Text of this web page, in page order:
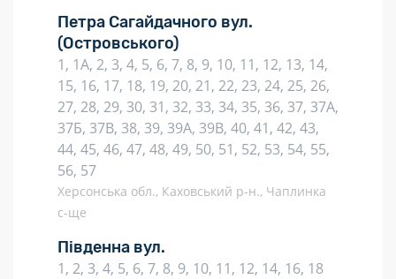
Петра Сагайдачного вул.
(Островського)
1, 1А, 2, 3, 4, 5, 6, 7, 8, 9, 10, 11, 12, 13, 14,
15, 16, 17, 18, 19, 20, 21, 22, 23, 24, 25, 26,
27, 28, 29, 30, 31, 32, 33, 34, 35, 36, 37, 37А,
37Б, 37В, 38, 39, 39А, 39В, 40, 41, 42, 43,
44, 45, 46, 47, 48, 49, 50, 51, 52, 53, 54, 55,
56, 57
Херсонська обл., Каховський р-н., Чаплинка
с-ще
Південна вул.
1, 2, 3, 4, 5, 6, 7, 8, 9, 10, 11, 12, 14, 16, 18